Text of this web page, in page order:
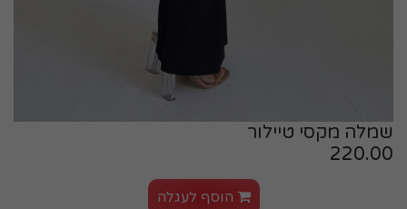
שמלה מקסי טיילור
220.00
הוסף לעגלה